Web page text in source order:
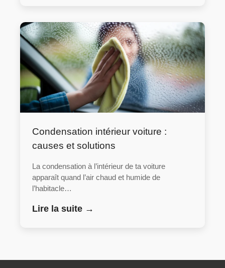
Condensation intérieur voiture :
causes et solutions
La condensation à l’intérieur de ta voiture
apparaît quand l’air chaud et humide de
l’habitacle…
Lire la suite →